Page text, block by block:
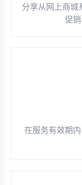
分享从网上商城
促
在服务有效期